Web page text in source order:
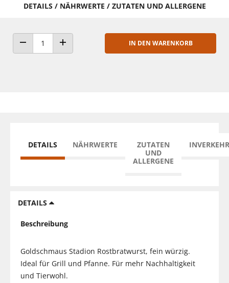
DETAILS / NÄHRWERTE / ZUTATEN UND ALLERGENE
ANZAHL VERRINGERNANZAHL ERHÖHEN
IN DEN WARENKORB
DETAILS NÄHRWERTE
ZUTATEN
UND
ALLERGENE
DETAILS
Beschreibung
Goldschmaus Stadion Rostbratwurst, fein würzig.
Ideal für Grill und Pfanne. Für mehr Nachhaltigkeit
und Tierwohl.